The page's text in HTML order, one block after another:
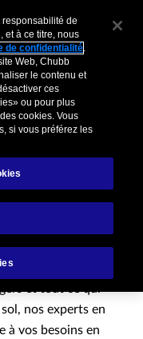
transformation
Pour assurer vos
et tout ce qui
nos experts en
à vos besoins en
responsabilité de
et à ce titre, nous
de confidentialité.
Web, Chubb
le contenu et
ces
ou pour plus
cookies. Vous
si vous préférez les